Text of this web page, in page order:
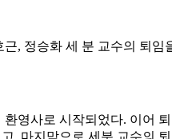
, 정승화 세 분 교수의 퇴
영사로 시작되었다. 이어